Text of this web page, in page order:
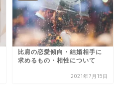
比肩の恋愛傾向・結婚相手に
求めるもの・相性について
2021年7月15日